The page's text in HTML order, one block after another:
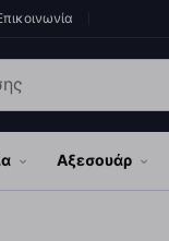
Αξεσουάρ